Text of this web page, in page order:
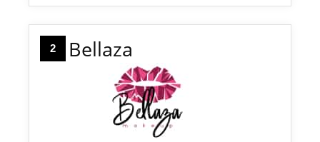
2 Bellaza